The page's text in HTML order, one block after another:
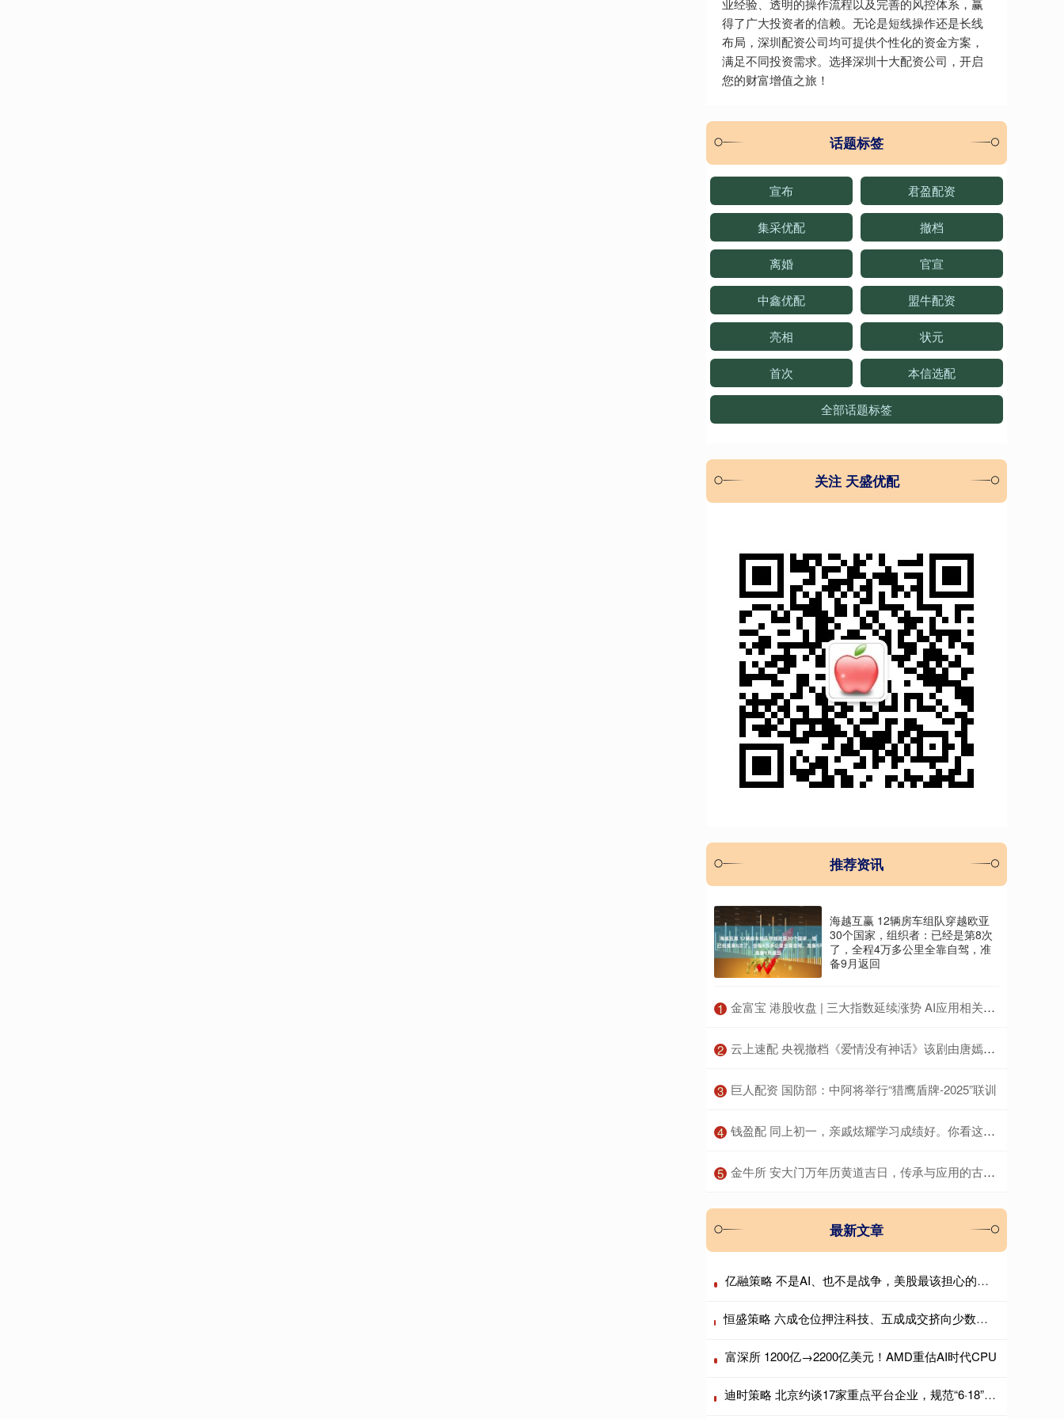
业经验、透明的操作流程以及完善的风控体系，赢
得了广大投资者的信赖。无论是短线操作还是长线
布局，深圳配资公司均可提供个性化的资金方案，
满足不同投资需求。选择深圳十大配资公司，开启
您的财富增值之旅！
话题标签
宣布 君盈配资
集采优配 撤档
离婚 官宣
中鑫优配 盟牛配资
亮相 状元
首次 本信选配
全部话题标签
关注 天盛优配
推荐资讯
海越互赢 12辆房车组队穿越欧亚
30个国家，组织者：已经是第8次
了，全程4万多公里全靠自驾，准
备9月返回
1 ​金富宝 港股收盘 | 三大指数延续涨势 AI应用相关个股引市场关注
2 ​云上速配 央视撤档《爱情没有神话》该剧由唐嫣赵又廷主演
3 ​巨人配资 国防部：中阿将举行“猎鹰盾牌-2025”联训
4 ​钱盈配 同上初一，亲戚炫耀学习成绩好。你看这位宝妈如何怼回去……
5 ​金牛所 安大门万年历黄道吉日，传承与应用的古老智慧
最新文章
亿融策略 不是AI、也不是战争，美股最该担心的是日本?
恒盛策略 六成仓位押注科技、五成成交挤向少数个股，AI抱团行情会重演历史瓦解吗？
富深所 1200亿→2200亿美元！AMD重估AI时代CPU
迪时策略 北京约谈17家重点平台企业，规范“6·18”期间平台经营行为